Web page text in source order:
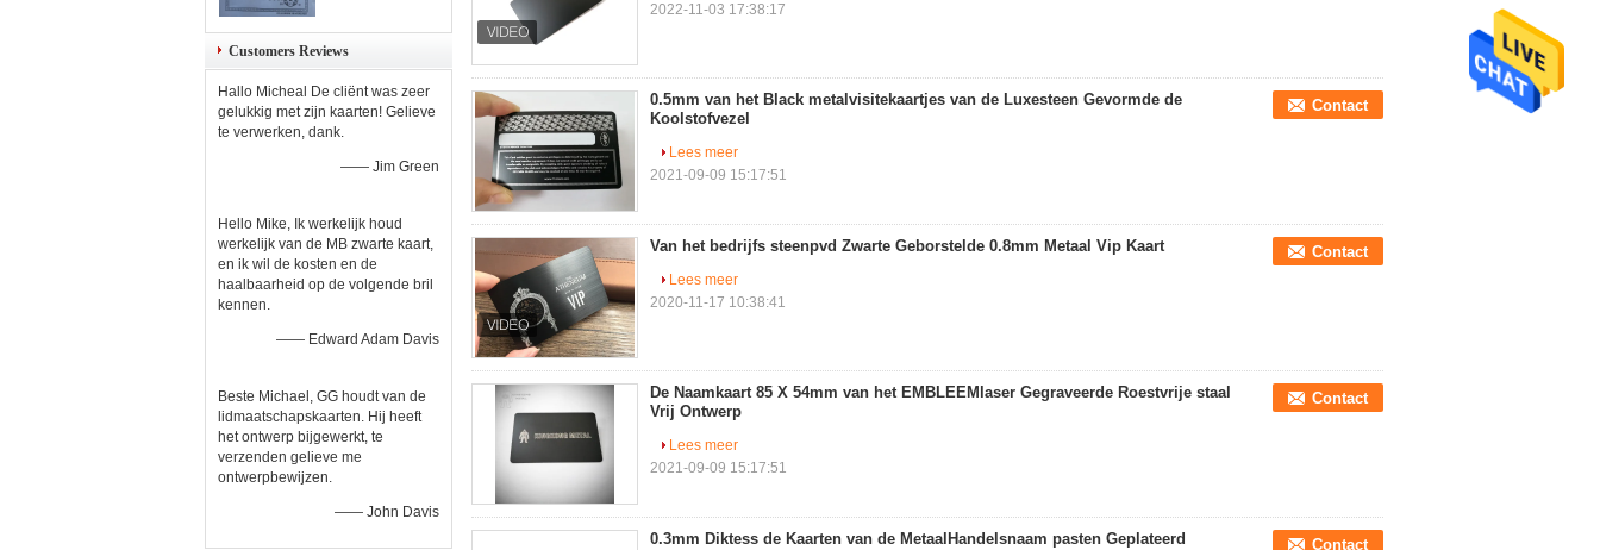
Customers Reviews
Hallo Micheal De cliënt was zeer
gelukkig met zijn kaarten! Gelieve
te verwerken, dank.
—— Jim Green
Hello Mike, Ik werkelijk houd
werkelijk van de MB zwarte kaart,
en ik wil de kosten en de
haalbaarheid op de volgende bril
kennen.
—— Edward Adam Davis
Beste Michael, GG houdt van de
lidmaatschapskaarten. Hij heeft
het ontwerp bijgewerkt, te
verzenden gelieve me
ontwerpbewijzen.
—— John Davis
2022-11-03 17:38:17
0.5mm van het Black metalvisitekaartjes van de Luxesteen Gevormde de
Koolstofvezel
Contact
Lees meer
2021-09-09 15:17:51
Van het bedrijfs steenpvd Zwarte Geborstelde 0.8mm Metaal Vip Kaart Contact
Lees meer
2020-11-17 10:38:41
De Naamkaart 85 X 54mm van het EMBLEEMlaser Gegraveerde Roestvrije staal
Vrij Ontwerp
Contact
Lees meer
2021-09-09 15:17:51
0.3mm Diktess de Kaarten van de MetaalHandelsnaam pasten Geplateerd
Contact